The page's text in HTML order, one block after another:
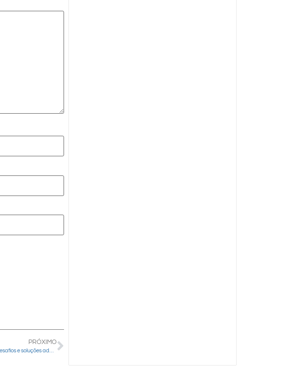
PRÓXIMO
Encontro Regional dos Ecônomos discutiu sobre os desafios e soluções administrativas na gestão financeira das dioceses